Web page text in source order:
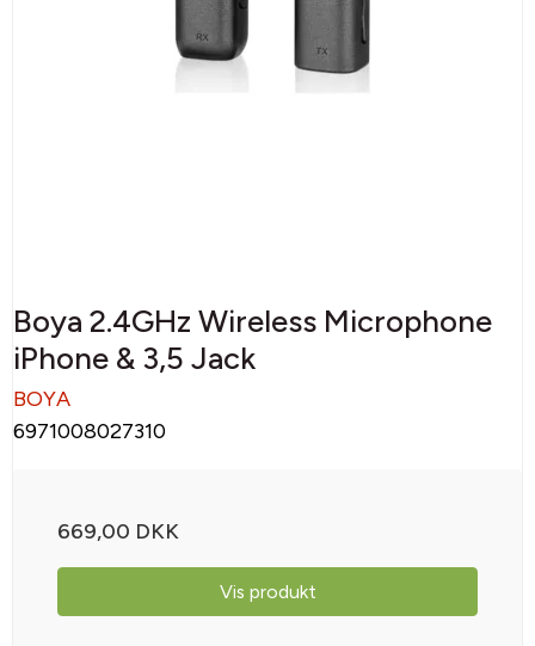
Boya 2.4GHz Wireless Microphone
iPhone & 3,5 Jack
BOYA
6971008027310
669,00 DKK
Vis produkt